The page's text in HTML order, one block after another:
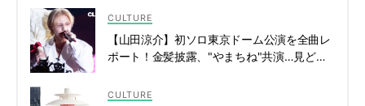
CULTURE
【山田涼介】初ソロ東京ドーム公演を全曲レ
ポート！金髪披露、"やまちね"共演…見どこ
CULTURE